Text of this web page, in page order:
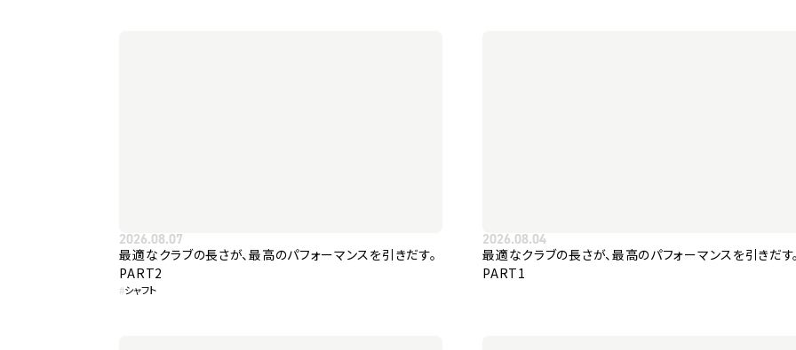
2026.08.07
最適なクラブの長さが、最高のパフォーマンスを引きだす。
PART2
#シャフト
2026.08.04
最適なクラブの長さが、最高のパフォーマンスを引きだす
PART1